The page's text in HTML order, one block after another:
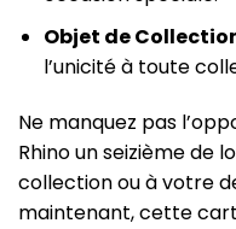
Objet de
l’unicité à toute
Ne manquez pas
Rhino un seizième de
collection ou à votre
maintenant, cette